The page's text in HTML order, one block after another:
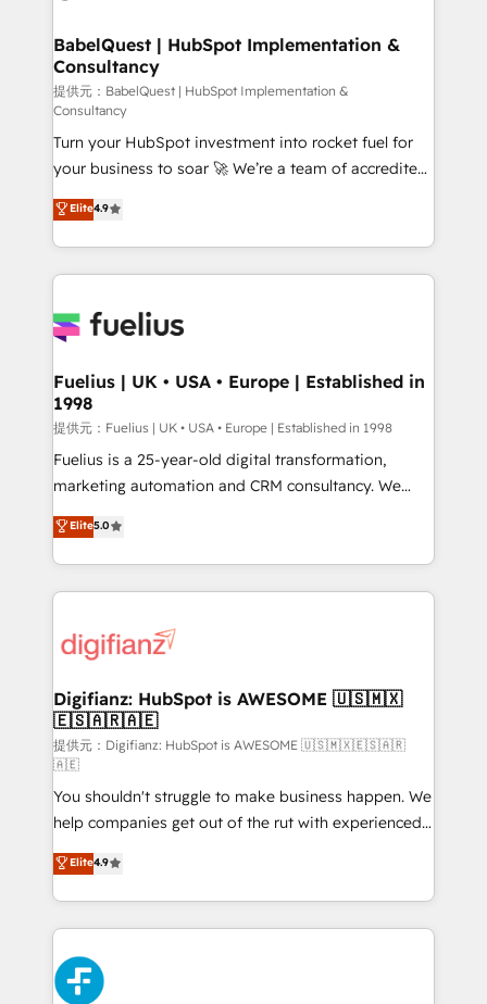
operations A little about us: • Boutique 'Elite' team of
12 • 150+ clients across Sales Hub, Marketing Hub,
Service Hub, Data Hub and CMS • ISO/IEC
27001:2022, ISO 9001:2015, and ISO 42001:2023
certified - the AI management standard • GuardHub:
our AI governance framework, built on ISO 42001
Ready for the next step? Click the 👈 '𝗖𝗼𝗻𝘁𝗮𝗰𝘁
𝗯𝘂𝘀𝗶𝗻𝗲𝘀𝘀' button to get in touch (𝘸𝘦'𝘳𝘦 𝘴𝘶𝘱𝘦𝘳
𝘳𝘦𝘴𝘱𝘰𝘯𝘴𝘪𝘷𝘦)
BabelQuest | HubSpot Implementation &
Consultancy
提供元：BabelQuest | HubSpot Implementation &
Consultancy
Turn your HubSpot investment into rocket fuel for
your business to soar 🚀 We’re a team of accredited
HubSpot experts ready to help you. We can
implement the platform into complex business
environments, optimise what you've got and make
sure you can actually use it, build your website in
for you and execute it on HubSpot. We are on the
framework, meaning we've been accredited by
HubSpot and vetted by the CCS, which means we
can support public sector companies as well the
other ones listed in our profile. Our services: -
HubSpot implementation - HubSpot CMS website
is there for you to: - Grow revenue, and run your
business more efficiently - Build stronger
more people - Get the most out of your HubSpot
investment
Elite4.9
Fuelius | UK • USA • Europe | Established in
1998
提供元：Fuelius | UK • USA • Europe | Established in 1998
Fuelius is a 25-year-old digital transformation,
marketing automation and CRM consultancy. We
enable mid-market and enterprise clients to
maximise their return from digital and fuel their
growth. We modernise platforms, streamline
operations that are causing inefficiencies, improve
supercharge revenue operations Key services: • CRM
Transformation / Web Development • RevOps &
Sales Consulting • Marketing Automation What
makes us different? 🚀 Top 0.5% of global HubSpot
agencies ⚙️ The strongest technical ability and
integration capabilities 💼 Consultative, long-term
partners who will embed ourselves into your
business, processes and systems 🏢 We specialise in
working with mid-market and enterprise
organisations, global organisations and those with
complex use cases 🏆 CRM Implementation,
Platform Enablement, Custom Integration and
Onboarding Accredited 🔐 ISO27001 & ISO9001
Elite5.0
Digifianz: HubSpot is AWESOME 🇺🇸🇲🇽
🇪🇸🇦🇷🇦🇪
提供元：Digifianz: HubSpot is AWESOME 🇺🇸🇲🇽🇪🇸🇦🇷
🇦🇪
You shouldn't struggle to make business happen. We
help companies get out of the rut with experienced,
process-oriented teams implementing HubSpot
Marketing, Sales, Service, CMS and Operations Hub,
so selling and actually engaging with your customers
feels easy and pain-free. We are a top ranked
HubSpot Elite Partner, winner of Rookie of the Year
and Customer First Awards, 4.9/5 rating in HubSpot
Elite4.9